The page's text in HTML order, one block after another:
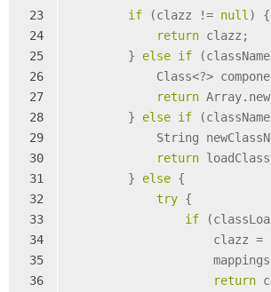
23
24
25
26
27
28
29
30
31
32
33
34
35
36
if (clazz != null ) {
return clazz;
        }
else if
Class<?>
return
        }
else if
String
return
        }
else {
try {
if
clazz =
return